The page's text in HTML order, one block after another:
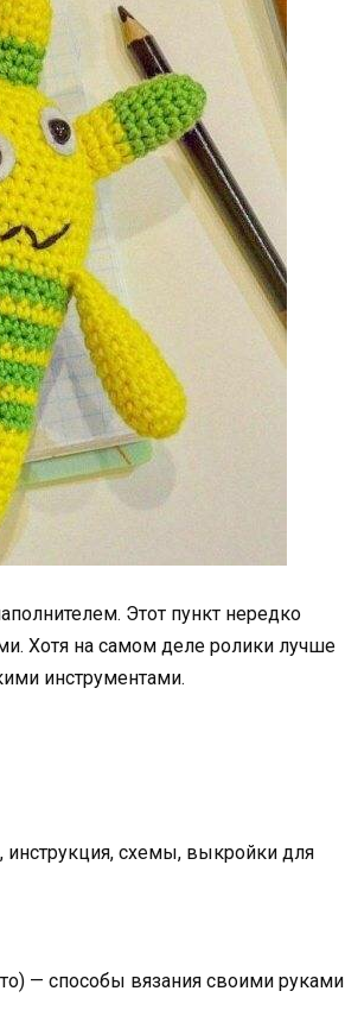
Этот пункт нередко
Хотя на самом деле ролики лучше
инструментами.
инструкция, схемы, выкройки для
— способы вязания своими руками